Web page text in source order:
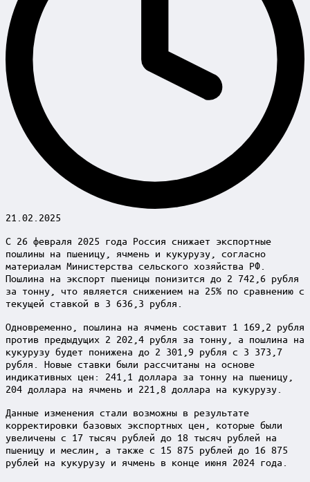
21.02.2025
С 26 февраля 2025 года Россия снижает экспортные
пошлины на пшеницу, ячмень и кукурузу, согласно
материалам Министерства сельского хозяйства РФ.
Пошлина на экспорт пшеницы понизится до 2 742,6 рубля
за тонну, что является снижением на 25% по сравнению с
текущей ставкой в 3 636,3 рубля.
Одновременно, пошлина на ячмень составит 1 169,2 рубля
против предыдущих 2 202,4 рубля за тонну, а пошлина на
кукурузу будет понижена до 2 301,9 рубля с 3 373,7
рубля. Новые ставки были рассчитаны на основе
индикативных цен: 241,1 доллара за тонну на пшеницу,
204 доллара на ячмень и 221,8 доллара на кукурузу.
Данные изменения стали возможны в результате
корректировки базовых экспортных цен, которые были
увеличены с 17 тысяч рублей до 18 тысяч рублей на
пшеницу и меслин, а также с 15 875 рублей до 16 875
рублей на кукурузу и ячмень в конце июня 2024 года.